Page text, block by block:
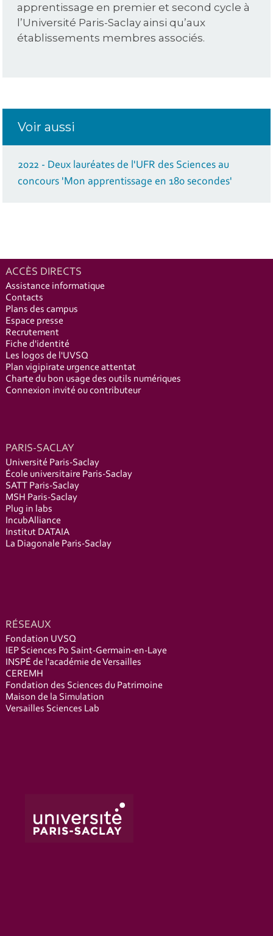
apprentissage en premier et second cycle à
l’Université Paris-Saclay ainsi qu’aux
établissements membres associés.
Voir aussi
2022 - Deux lauréates de l'UFR des Sciences au
concours 'Mon apprentissage en 180 secondes'
ACCÈS DIRECTS
Assistance informatique
Contacts
Plans des campus
Espace presse
Recrutement
Fiche d'identité
Les logos de l'UVSQ
Plan vigipirate urgence attentat
Charte du bon usage des outils numériques
Connexion invité ou contributeur
PARIS-SACLAY
Université Paris-Saclay
École universitaire Paris-Saclay
SATT Paris-Saclay
MSH Paris-Saclay
Plug in labs
IncubAlliance
Institut DATAIA
La Diagonale Paris-Saclay
RÉSEAUX
Fondation UVSQ
IEP Sciences Po Saint-Germain-en-Laye
INSPÉ de l'académie de Versailles
CEREMH
Fondation des Sciences du Patrimoine
Maison de la Simulation
Versailles Sciences Lab